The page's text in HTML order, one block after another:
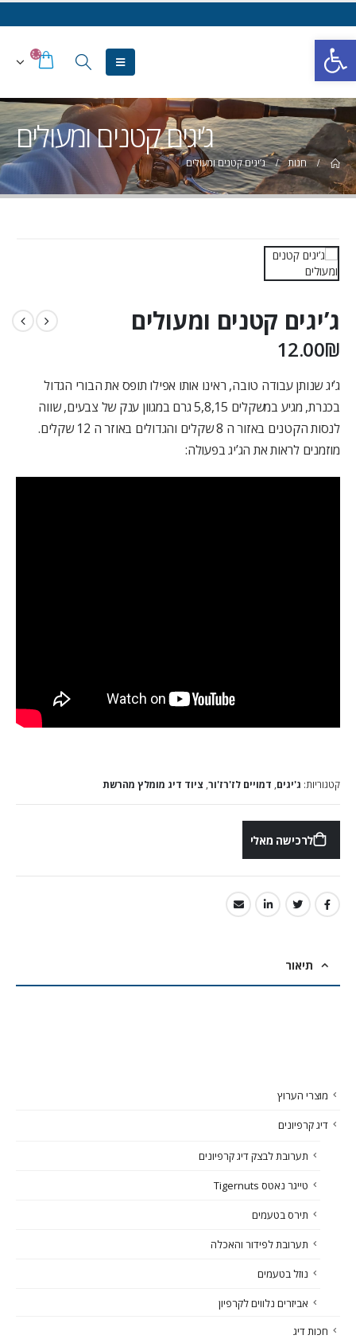
פתח סרגל נגישות
ג’יגים קטנים ומעולים
חנות ג’יגים קטנים ומעולים
ג’יגים קטנים ומעולים
12.00₪
ג’יג שנותן עבודה טובה, ראינו אותו אפילו תופס את הבורי הגדול
בכנרת, מגיע במשקלים 5,8,15 גרם במגוון ענק של צבעים, שווה
לנסות הקטנים באזור ה 8 שקלים והגדולים באוזר ה 12 שקלים.
מוזמנים לראות את הג’יג בפעולה:
קטגוריות: ג'יגים, דמויים לז'רז'ור, ציוד דיג מומלץ מהרשת
לרכישה מאלי
תיאור
מוצרי הערוץ
דיג קרפיונים
תערובת לבצק דיג קרפיונים
טייגר נאטס Tigernuts
תירס בטעמים
תערובת לפידור והאכלה
נוזל בטעמים
אביזרים נלווים לקרפיון
חכות דיג